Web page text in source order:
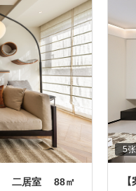
二居室 88㎡
5张